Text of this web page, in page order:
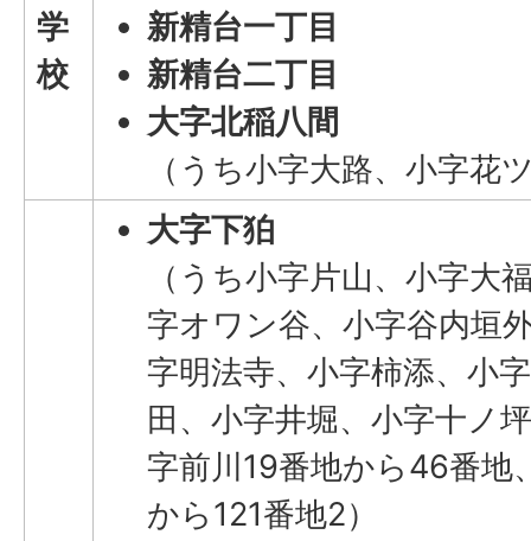
学
校
新精台一丁目
新精台二丁目
大字北稲八間
（うち小字大路、小字花
大字下狛
（うち小字片山、小字大
字オワン谷、小字谷内垣
字明法寺、小字柿添、小
田、小字井堀、小字十ノ
字前川19番地から46番地
から121番地2）